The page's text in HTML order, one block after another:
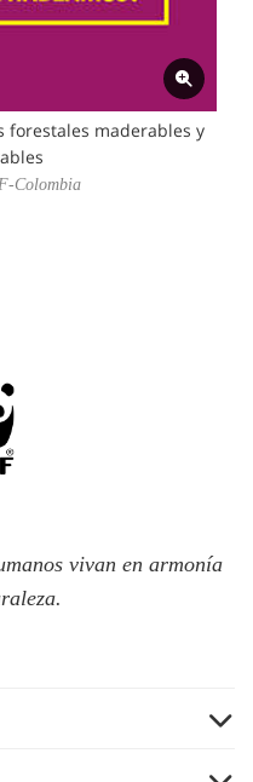
forestales maderables y
Colombia
vivan en armonía